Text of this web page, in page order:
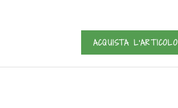
ACQUISTA L'ARTICOLO